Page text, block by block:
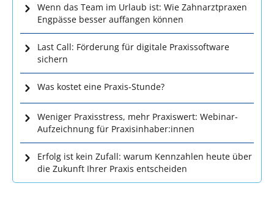
Wenn das Team im Urlaub ist: Wie Zahnarztpraxen
Engpässe besser auffangen können
Last Call: Förderung für digitale Praxissoftware
sichern
Was kostet eine Praxis-Stunde?
Weniger Praxisstress, mehr Praxiswert: Webinar-
Aufzeichnung für Praxisinhaber:innen
Erfolg ist kein Zufall: warum Kennzahlen heute über
die Zukunft Ihrer Praxis entscheiden